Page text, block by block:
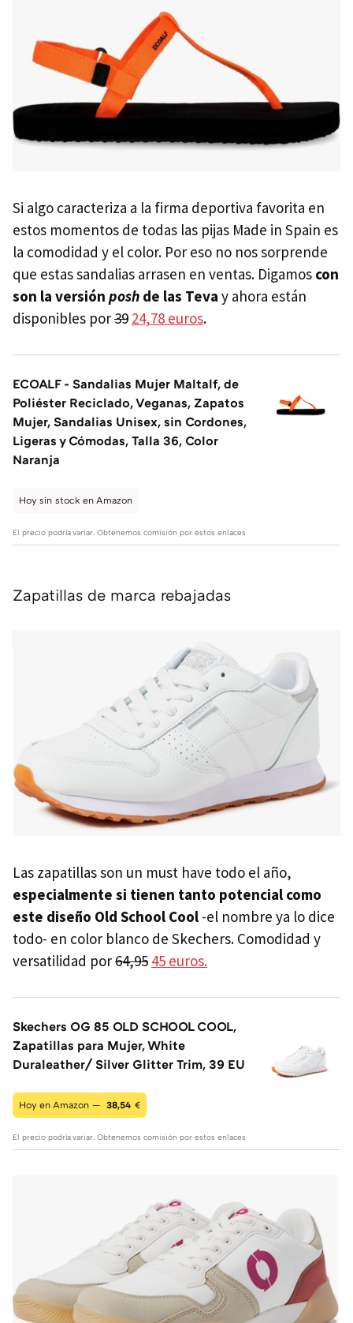
Si algo caracteriza a la firma deportiva favorita en
estos momentos de todas las pijas Made in Spain es
la comodidad y el color. Por eso no nos sorprende
que estas sandalias arrasen en ventas. Digamos con
son la versión posh de las Teva y ahora están
disponibles por39 24,78 euros.
ECOALF - Sandalias Mujer Maltalf, de
Poliéster Reciclado, Veganas, Zapatos
Mujer, Sandalias Unisex, sin Cordones,
Ligeras y Cómodas, Talla 36, Color
Naranja
Hoy sin stock en Amazon
El precio podría variar. Obtenemos comisión por estos enlaces
Zapatillas de marca rebajadas
Las zapatillas son un must have todo el año,
especialmente si tienen tanto potencial como
este diseño Old School Cool -el nombre ya lo dice
todo- en color blanco de Skechers. Comodidad y
versatilidad por64,95 45 euros.
Skechers OG 85 OLD SCHOOL COOL,
Zapatillas para Mujer, White
Duraleather/ Silver Glitter Trim, 39 EU
Hoy en Amazon — 38,54 €
El precio podría variar. Obtenemos comisión por estos enlaces